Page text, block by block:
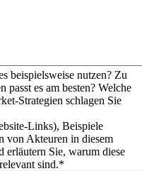
beispielsweise nutzen? Zu
passt es am besten? Welche
Strategien schlagen Sie
Links), Beispiele
von Akteuren in diesem
erläutern Sie, warum diese
sind.*